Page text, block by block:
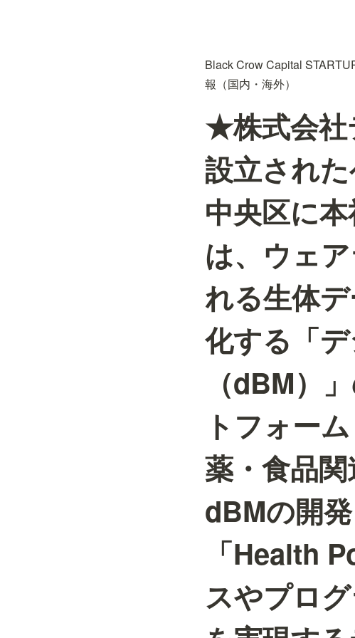
Black Crow Capital
報（国内・海外）
★株式会社
設立され
中央区に
は、ウェ
れる生体
化する「
（dBM）
トフォー
薬・食品関
dBMの開
「Health
スやプロ